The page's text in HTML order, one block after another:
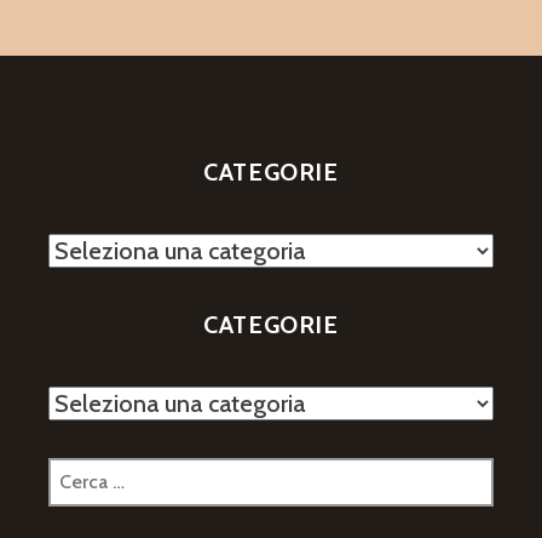
CATEGORIE
Categorie
CATEGORIE
Categorie
Ricerca
per: